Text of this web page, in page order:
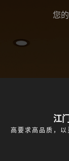
您
江
高要求高品质，